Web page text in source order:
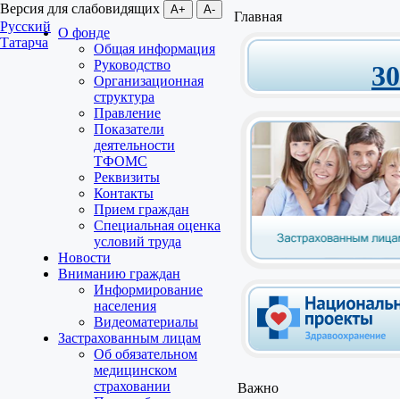
Версия для слабовидящих
A+ A-
Русский
Татарча
О фонде
Общая информация
Руководство
Организационная
структура
Правление
Показатели
деятельности
ТФОМС
Реквизиты
Контакты
Прием граждан
Специальная оценка
условий труда
Новости
Вниманию граждан
Информирование
населения
Видеоматериалы
Застрахованным лицам
Об обязательном
медицинском
страховании
Главная
Важно